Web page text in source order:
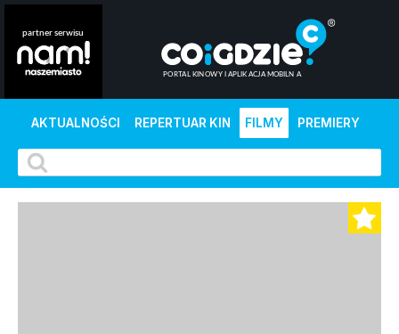
AKTUALNOŚCI REPERTUAR KIN FILMY PREMIERY